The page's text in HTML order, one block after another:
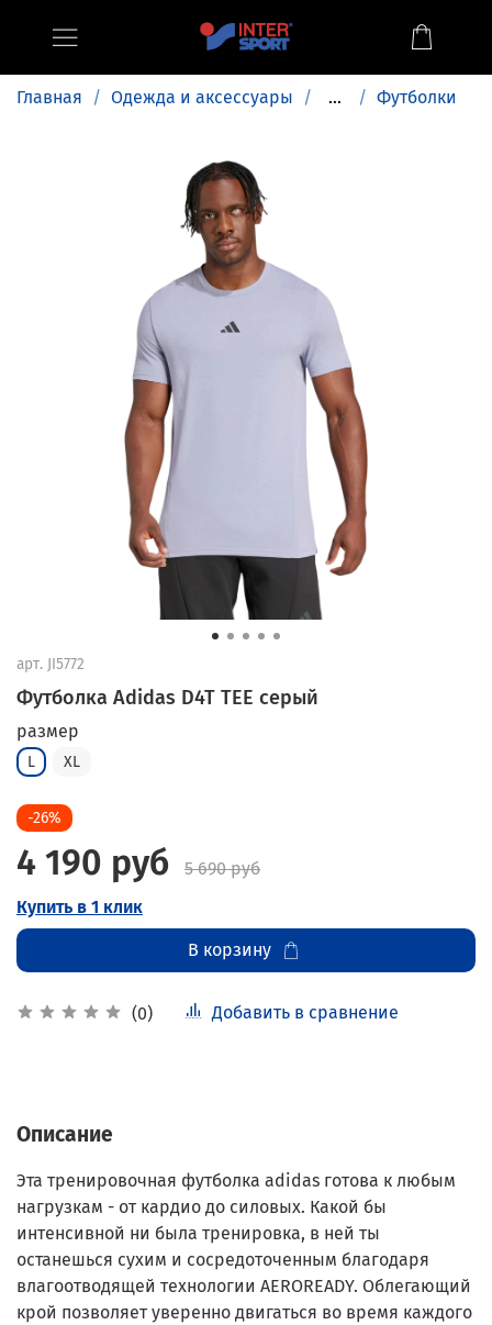
Главная Одежда и аксессуары ... Футболки
арт. JI5772
Футболка Adidas D4T TEE серый
(0) Добавить в сравнение
размер
L XL
-26%
4 190 руб
5 690 руб
Купить в 1 клик
В корзину
Описание
Эта тренировочная футболка adidas готова к любым
нагрузкам - от кардио до силовых. Какой бы
интенсивной ни была тренировка, в ней ты
останешься сухим и сосредоточенным благодаря
влагоотводящей технологии AEROREADY. Облегающий
крой позволяет уверенно двигаться во время каждого